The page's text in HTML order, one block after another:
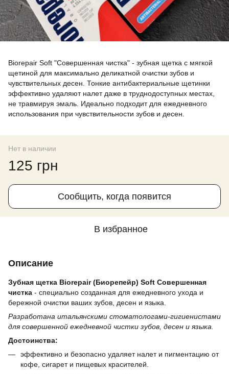
Biorepair Soft "Совершенная чистка" - зубная щетка с мягкой
щетиной для максимально деликатной очистки зубов и
чувствительных десен. Тонкие антибактериальные щетинки
эффективно удаляют налет даже в труднодоступных местах,
не травмируя эмаль. Идеально подходит для ежедневного
использования при чувствительности зубов и десен.
Нет в наличии
125 грн
Сообщить, когда появится
В избранное
Описание
Зубная щетка Biorepair (Биорепейр) Soft Совершенная
чистка - специально созданная для ежедневного ухода и
бережной очистки ваших зубов, десен и языка.
Разработана итальянскими стоматологами-гигиенистами
для совершенной ежедневной чистки зубов, десен и языка.
Достоинства:
эффективно и безопасно удаляет налет и пигментацию от
кофе, сигарет и пищевых красителей.